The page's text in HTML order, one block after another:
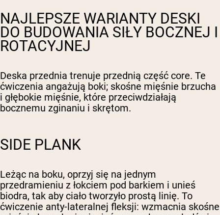
NAJLEPSZE WARIANTY DESKI
DO BUDOWANIA SIŁY BOCZNEJ I
ROTACYJNEJ
Deska przednia trenuje przednią część core. Te
ćwiczenia angażują boki; skośne mięśnie brzucha
i głębokie mięśnie, które przeciwdziałają
bocznemu zginaniu i skrętom.
SIDE PLANK
Leżąc na boku, oprzyj się na jednym
przedramieniu z łokciem pod barkiem i unieś
biodra, tak aby ciało tworzyło prostą linię. To
ćwiczenie anty-lateralnej fleksji: wzmacnia skośne